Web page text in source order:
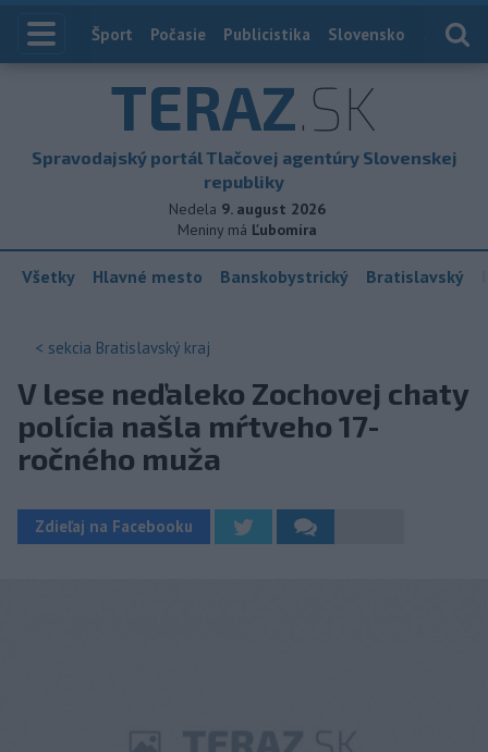
Index
Šport Počasie Publicistika Slovensko
TERAZ.SK
Spravodajský portál Tlačovej agentúry Slovenskej
republiky
Nedela 9. august 2026
Meniny má Ľubomíra
Všetky Hlavné mesto Banskobystrický Bratislavský
< sekcia Bratislavský kraj
V lese neďaleko Zochovej chaty
polícia našla mŕtveho 17-
ročného muža
Zdieľaj na Facebooku